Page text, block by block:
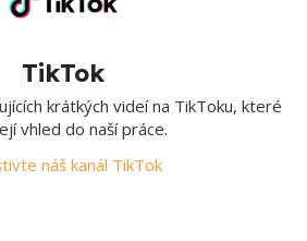
TikTok
krátkých videí na TikToku, které
vhled do naší práce.
náš kanál TikTok